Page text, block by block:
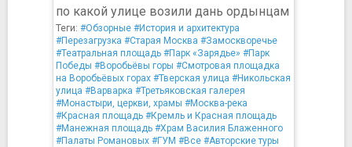
по какой улице возили дань ордынцам
Теги: #Обзорные #История и архитектура
#Перезагрузка #Старая Москва #Замоскворечье
#Театральная площадь #Парк «Зарядье» #Парк
Победы #Воробьёвы горы #Смотровая площадка
на Воробьёвых горах #Тверская улица #Никольская
улица #Варварка #Третьяковская галерея
#Монастыри, церкви, храмы #Москва-река
#Красная площадь #Кремль и Красная площадь
#Манежная площадь #Храм Василия Блаженного
#Палаты Романовых #ГУМ #Все #Авторские туры